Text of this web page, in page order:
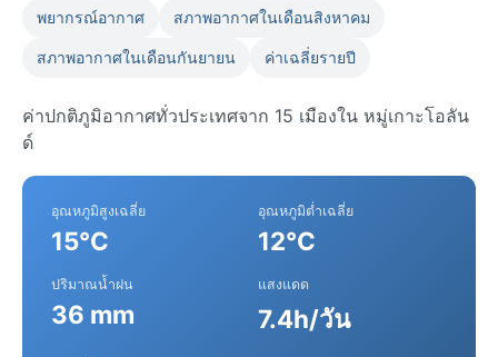
พยากรณ์อากาศ สภาพอากาศในเดือนสิงหาคม
สภาพอากาศในเดือนกันยายน ค่าเฉลี่ยรายปี
ค่าปกติภูมิอากาศทั่วประเทศจาก 15 เมืองใน หมู่เกาะโอลัน
ด์
อุณหภูมิสูงเฉลี่ย
15°C
อุณหภูมิต่ำเฉลี่ย
12°C
ปริมาณน้ำฝน
36 mm
แสงแดด
7.4h/วัน